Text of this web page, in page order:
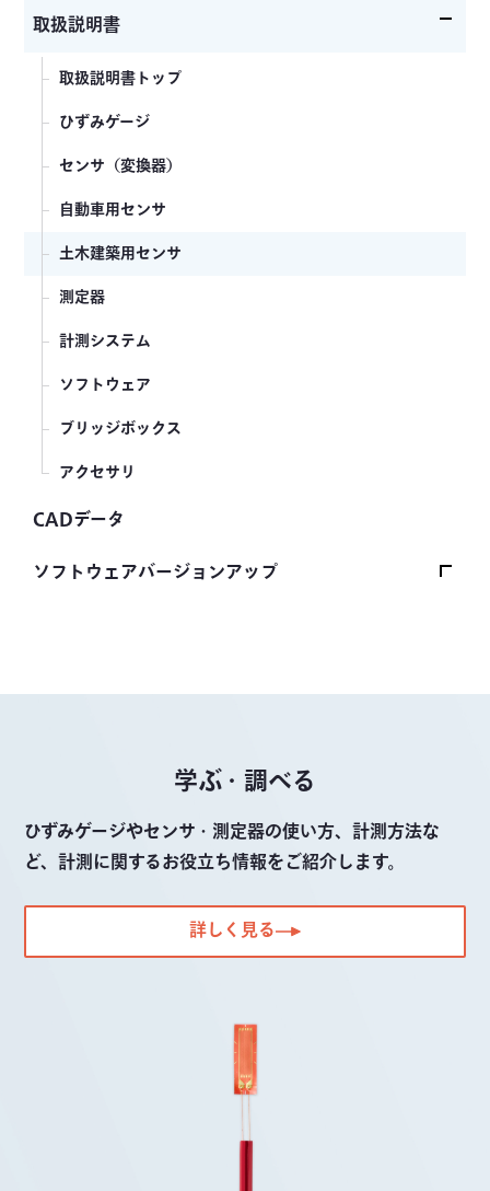
カタログトップ
ひずみゲージ
センサ（変換器）
測定器
計測システム
ソフトウェア・アクセサリ
各種ナレッジ資料
旧製品カタログ
取扱説明書
取扱説明書トップ
ひずみゲージ
センサ（変換器）
自動車用センサ
土木建築用センサ
測定器
計測システム
ソフトウェア
ブリッジボックス
アクセサリ
CADデータ
ソフトウェアバージョンアップ
学ぶ・調べる
ひずみゲージやセンサ・測定器の使い方、計測方法な
ど、計測に関するお役立ち情報をご紹介します。
詳しく見る